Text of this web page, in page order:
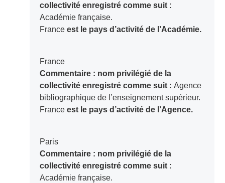
collectivité enregistré comme suit :
Académie française.
Franceest le pays d’activité de l’Académie.
France
Commentaire : nom privilégié de la
collectivité enregistré comme suit : Agence
bibliographique de l’enseignement supérieur.
Franceest le pays d’activité de l’Agence.
Paris
Commentaire : nom privilégié de la
collectivité enregistré comme suit :
Académie française.